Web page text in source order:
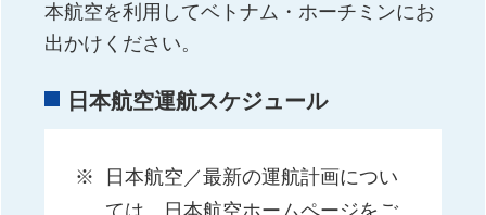
本航空を利用してベトナム・ホーチミンにお
出かけください。
日本航空運航スケジュール
日本航空／最新の運航計画につい
ては、日本航空ホームページをご